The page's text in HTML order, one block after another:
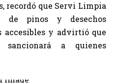
recordó que Servi Limpia
de pinos y desechos
accesibles y advirtió que
a quienes